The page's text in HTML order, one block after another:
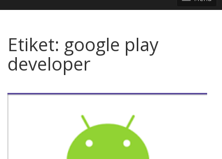
Etiket: google play
developer